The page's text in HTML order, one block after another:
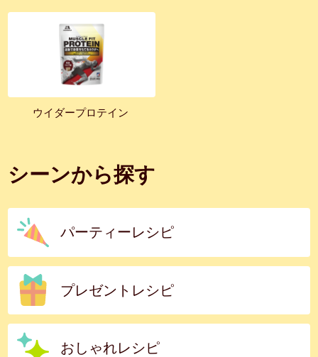
ウイダープロテイン
シーンから探す
パーティーレシピ
プレゼントレシピ
おしゃれレシピ